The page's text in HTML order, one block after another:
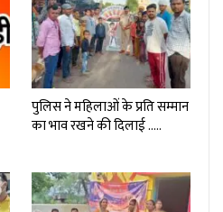
पुलिस ने महिलाओं के प्रति सम्मान
का भाव रखने की दिलाई …..